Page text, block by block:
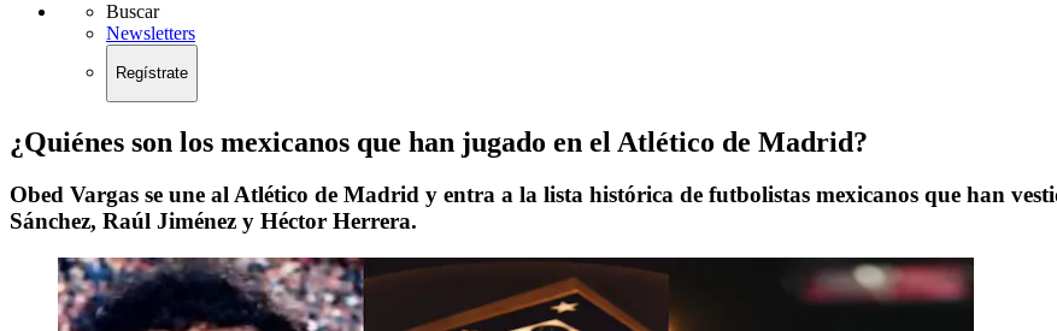
Buscar
Newsletters
Regístrate
¿Quiénes son los mexicanos que han jugado en el Atlético de Madrid?
Obed Vargas se une al Atlético de Madrid y entra a la lista histórica de futbolistas mexicanos que han
Sánchez, Raúl Jiménez y Héctor Herrera.